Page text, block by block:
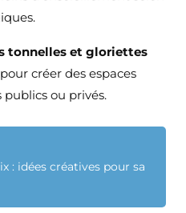
tonnelles et gloriettes
créer des espaces
ou privés.
: idées créatives pour sa